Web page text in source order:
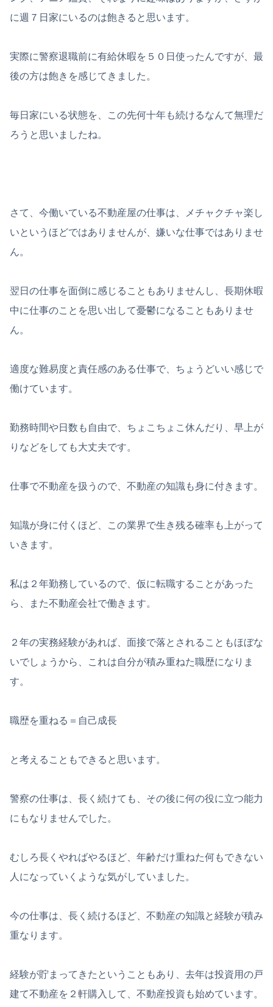
に週７日家にいるのは飽きると思います。
実際に警察退職前に有給休暇を５０日使ったんですが、最
後の方は飽きを感じてきました。
毎日家にいる状態を、この先何十年も続けるなんて無理だ
ろうと思いましたね。
さて、今働いている不動産屋の仕事は、メチャクチャ楽し
いというほどではありませんが、嫌いな仕事ではありませ
ん。
翌日の仕事を面倒に感じることもありませんし、長期休暇
中に仕事のことを思い出して憂鬱になることもありませ
ん。
適度な難易度と責任感のある仕事で、ちょうどいい感じで
働けています。
勤務時間や日数も自由で、ちょこちょこ休んだり、早上が
りなどをしても大丈夫です。
仕事で不動産を扱うので、不動産の知識も身に付きます。
知識が身に付くほど、この業界で生き残る確率も上がって
いきます。
私は２年勤務しているので、仮に転職することがあった
ら、また不動産会社で働きます。
２年の実務経験があれば、面接で落とされることもほぼな
いでしょうから、これは自分が積み重ねた職歴になりま
す。
職歴を重ねる＝自己成長
と考えることもできると思います。
警察の仕事は、長く続けても、その後に何の役に立つ能力
にもなりませんでした。
むしろ長くやればやるほど、年齢だけ重ねた何もできない
人になっていくような気がしていました。
今の仕事は、長く続けるほど、不動産の知識と経験が積み
重なります。
経験が貯まってきたということもあり、去年は投資用の戸
建て不動産を２軒購入して、不動産投資も始めています。